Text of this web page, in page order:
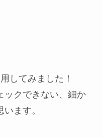
してみました！
ックできない、細か
ます。